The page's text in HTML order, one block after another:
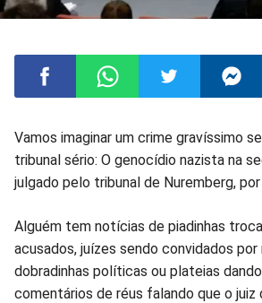
Compartilhar
no
Facebook
Compartilhar
no
Whatsapp
Compartilhar
no
Twitter
no
Vamos imaginar um crime gravíssimo
tribunal sério: O genocídio nazista na
julgado pelo tribunal de Nuremberg,
Alguém tem notícias de piadinhas
acusados, juízes sendo convidados
dobradinhas políticas ou plateias
comentários de réus falando que o juiz